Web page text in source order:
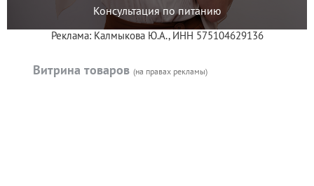
Консультация по питанию
Реклама: Калмыкова Ю.А., ИНН 575104629136
Витрина товаров (на правах рекламы)